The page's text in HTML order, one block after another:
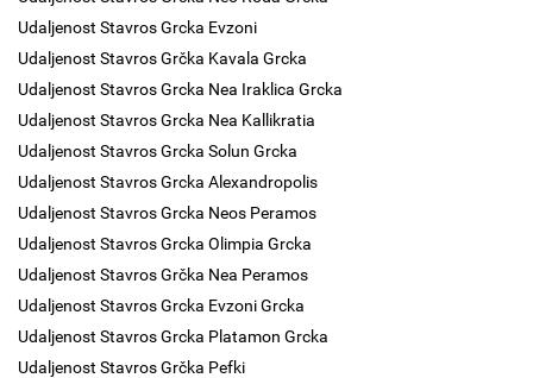
Udaljenost Stavros Grcka Evzoni
Udaljenost Stavros Grčka Kavala Grcka
Udaljenost Stavros Grcka Nea Iraklica Grcka
Udaljenost Stavros Grcka Nea Kallikratia
Udaljenost Stavros Grcka Solun Grcka
Udaljenost Stavros Grcka Alexandropolis
Udaljenost Stavros Grcka Neos Peramos
Udaljenost Stavros Grcka Olimpia Grcka
Udaljenost Stavros Grčka Nea Peramos
Udaljenost Stavros Grcka Evzoni Grcka
Udaljenost Stavros Grcka Platamon Grcka
Udaljenost Stavros Grčka Pefki